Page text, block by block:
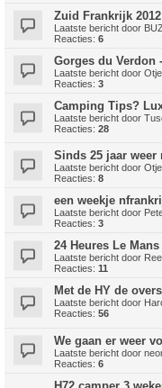
Zuid Frankrijk 2012
Laatste bericht door
Reacties: 6
Gorges du Verdon
Laatste bericht door Otje
Reacties: 3
Camping Tips?
Laatste bericht door
Reacties: 28
Sinds 25 jaar weer
Laatste bericht door Otje
Reacties: 8
een weekje
Laatste bericht door
Reacties: 3
24 Heures Le Mans
Laatste bericht door Ree
Reacties: 11
Met de HY de
Laatste bericht door
Reacties: 56
We gaan er weer
Laatste bericht door
Reacties: 6